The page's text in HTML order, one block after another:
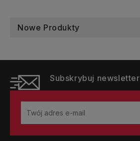
Nowe Produkty
Subskrybuj newsletter